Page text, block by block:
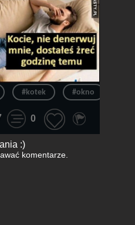
#kotek #okno
0
:)
komentarze.